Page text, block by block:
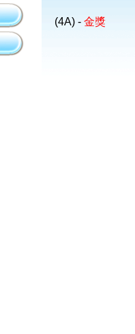
(4A) - 金獎